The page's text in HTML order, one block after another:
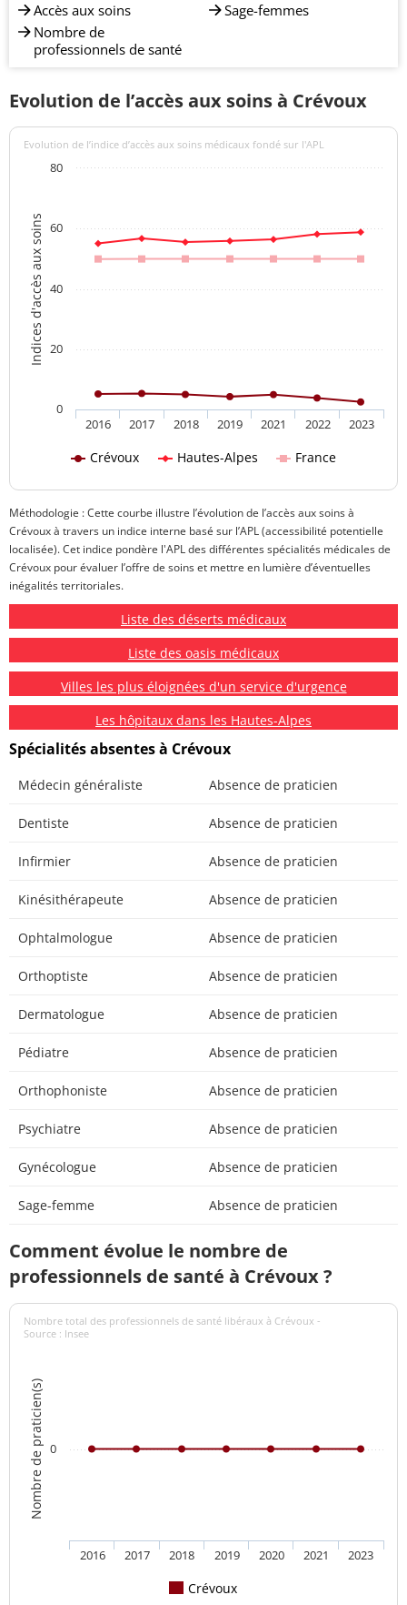
Accès aux soins
Nombre de
professionnels de santé
Sage-femmes
Evolution de l’accès aux soins à Crévoux
Indices d'accès aux soins
Evolution de l’indice d’accès aux soins médicaux fondé sur l'APL
Crévoux Hautes-Alpes France
2016 2017 2018 2019 2021 2022 2023
0
20
40
60
80
Méthodologie : Cette courbe illustre l’évolution de l’accès aux soins à
Crévoux à travers un indice interne basé sur l’APL (accessibilité potentielle
localisée). Cet indice pondère l'APL des différentes spécialités médicales de
Crévoux pour évaluer l’offre de soins et mettre en lumière d’éventuelles
inégalités territoriales.
Liste des déserts médicaux
Liste des oasis médicaux
Villes les plus éloignées d'un service d'urgence
Les hôpitaux dans les Hautes-Alpes
Spécialités absentes à Crévoux
Médecin généraliste Absence de praticien
Dentiste Absence de praticien
Infirmier Absence de praticien
Kinésithérapeute Absence de praticien
Ophtalmologue Absence de praticien
Orthoptiste Absence de praticien
Dermatologue Absence de praticien
Pédiatre Absence de praticien
Orthophoniste Absence de praticien
Psychiatre Absence de praticien
Gynécologue Absence de praticien
Sage-femme Absence de praticien
Comment évolue le nombre de
professionnels de santé à Crévoux ?
Nombre de praticien(s)
Nombre total des professionnels de santé libéraux à Crévoux -
Source : Insee
Crévoux
2016 2017 2018 2019 2020 2021 2023
0